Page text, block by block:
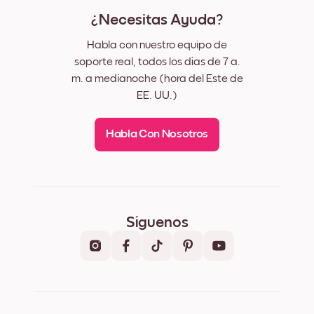
¿Necesitas Ayuda?
Habla con nuestro equipo de
soporte real, todos los días de 7 a.
m. a medianoche (hora del Este de
EE. UU.)
Habla Con Nosotros
Síguenos